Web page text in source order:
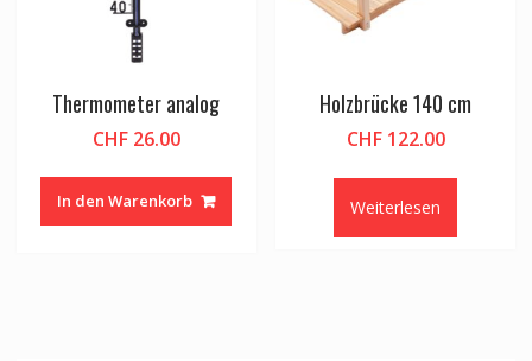
Thermometer analog
CHF26.00
In den Warenkorb
Holzbrücke 140 cm
CHF122.00
Weiterlesen